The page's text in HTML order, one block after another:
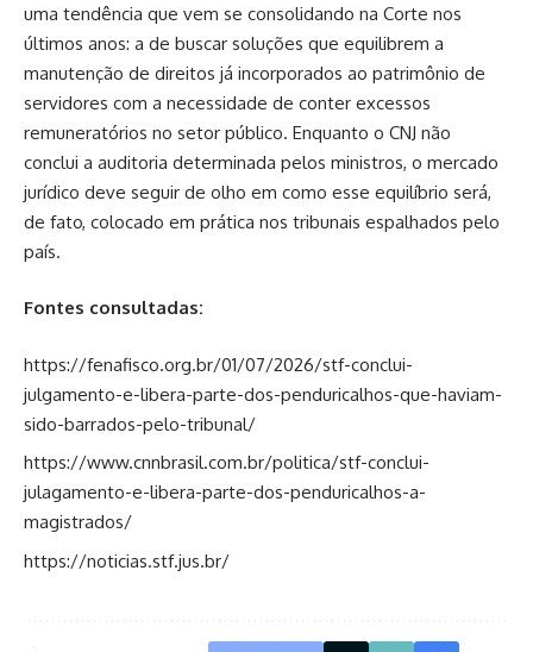
uma tendência que vem se consolidando na Corte nos
últimos anos: a de buscar soluções que equilibrem a
manutenção de direitos já incorporados ao patrimônio de
servidores com a necessidade de conter excessos
remuneratórios no setor público. Enquanto o CNJ não
conclui a auditoria determinada pelos ministros, o mercado
jurídico deve seguir de olho em como esse equilíbrio será,
de fato, colocado em prática nos tribunais espalhados pelo
país.
Fontes consultadas:
https://fenafisco.org.br/01/07/2026/stf-conclui-
julgamento-e-libera-parte-dos-penduricalhos-que-haviam-
sido-barrados-pelo-tribunal/
https://www.cnnbrasil.com.br/politica/stf-conclui-
julagamento-e-libera-parte-dos-penduricalhos-a-
magistrados/
https://noticias.stf.jus.br/